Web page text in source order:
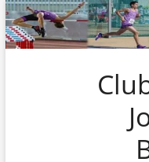
Saltar
al
contenido